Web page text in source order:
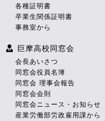
各種証明書
卒業生関係証明書
事務室から
巨摩高校同窓会
会長あいさつ
同窓会役員名簿
同窓会 理事会報告
同窓会会則
同窓会ニュース・お知らせ
産業労働部労政雇用課から